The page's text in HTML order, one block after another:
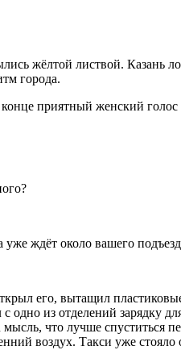
жёлтой листвой. Казань
города.
приятный женский голос
ждёт около вашего
его, вытащил
из отделений зарядку
что лучше
воздух. Такси уже